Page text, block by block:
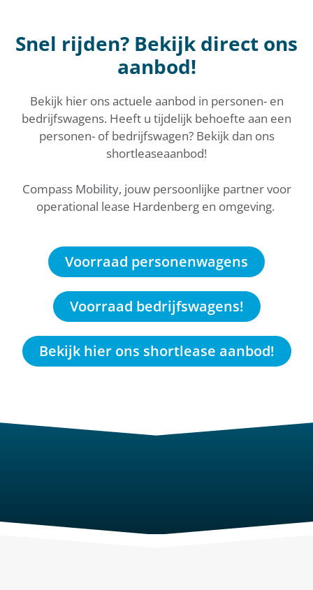
Snel rijden? Bekijk direct ons
aanbod!
Bekijk hier ons actuele aanbod in personen- en
bedrijfswagens. Heeft u tijdelijk behoefte aan een
personen- of bedrijfswagen? Bekijk dan ons
shortleaseaanbod!
Compass Mobility, jouw persoonlijke partner voor
operational lease Hardenberg en omgeving.
Voorraad personenwagens
Voorraad bedrijfswagens!
Bekijk hier ons shortlease aanbod!